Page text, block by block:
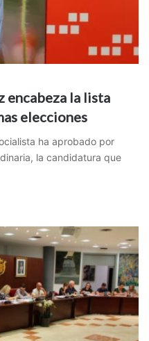
encabeza la lista
elecciones
ha aprobado por
la candidatura que